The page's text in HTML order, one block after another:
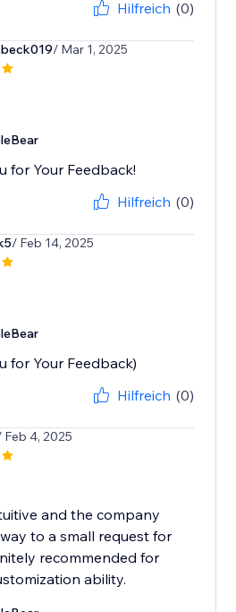
Hilfreich (0)
/ Mar 1, 2025
for Your Feedback!
Hilfreich (0)
/ Feb 14, 2025
for Your Feedback)
Hilfreich (0)
Feb 4, 2025
and the company
to a small request for
recommended for
ability.